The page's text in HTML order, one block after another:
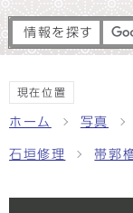
情報を探す
現在位置
ホーム 写真
石垣修理 帯郭